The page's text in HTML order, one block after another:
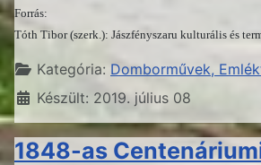
Forrás:
Tóth Tibor (szerk.): Jászfényszaru kulturális és
Részletek
Kategória: Domborművek,
Készült: 2019. július 08
1848-as